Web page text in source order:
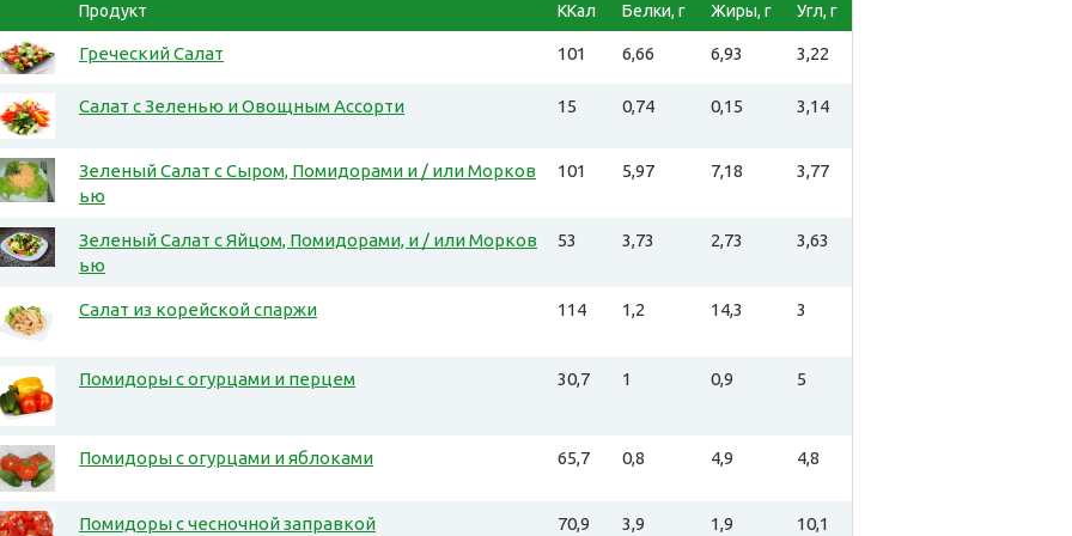
Продукт ККал Белки, г Жиры, г Угл, г
Греческий Салат 101 6,66 6,93 3,22
Салат с Зеленью и Овощным Ассорти 15 0,74 0,15 3,14
Зеленый Салат с Сыром, Помидорами и / или Морков
ью
101 5,97 7,18 3,77
Зеленый Салат с Яйцом, Помидорами, и / или Морков
ью
53 3,73 2,73 3,63
Салат из корейской спаржи 114 1,2 14,3 3
Помидоры с огурцами и перцем 30,7 1 0,9 5
Помидоры с огурцами и яблоками 65,7 0,8 4,9 4,8
Помидоры с чесночной заправкой 70,9 3,9 1,9 10,1